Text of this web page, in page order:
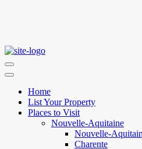
Home
List Your Property
Places to Visit
Nouvelle-Aquitaine
Nouvelle-
Charente